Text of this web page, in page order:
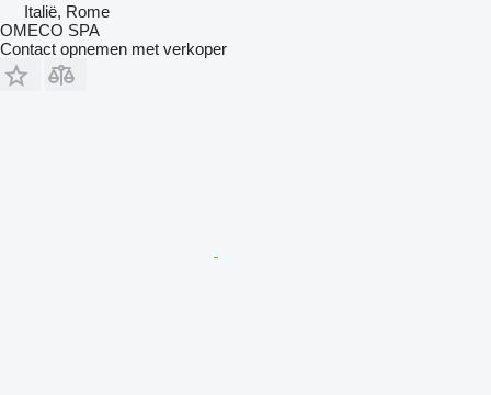
Italië, Rome
OMECO SPA
Contact opnemen met verkoper